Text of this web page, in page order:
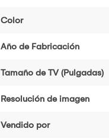
Color
Año de Fabricación
Tamaño de TV (Pulgadas)
Resolución de imagen
Vendido por